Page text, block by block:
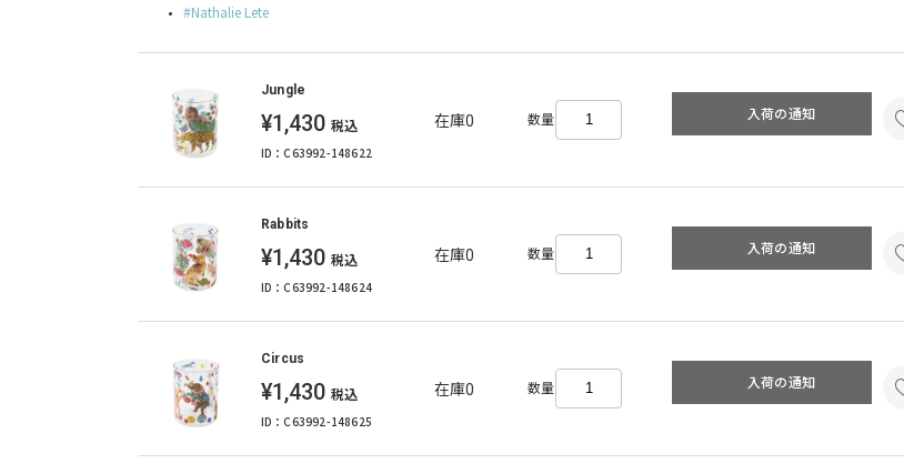
Nathalie Lete
Jungle
¥1,430 税込
ID：C63992-148622
在庫0 数量 入荷の通知
Rabbits
¥1,430 税込
ID：C63992-148624
在庫0 数量 入荷の通知
Circus
¥1,430 税込
ID：C63992-148625
在庫0 数量 入荷の通知